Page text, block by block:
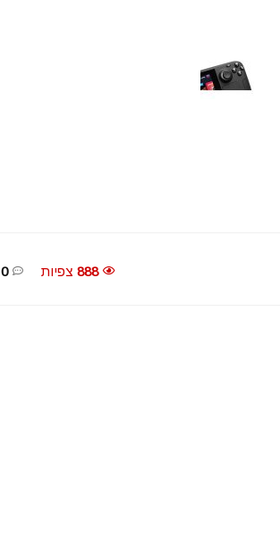
888 צפיות 0